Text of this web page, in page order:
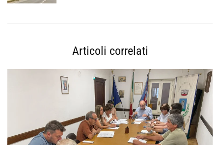
Articoli correlati